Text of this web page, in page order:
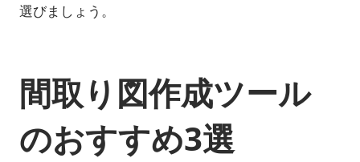
選びましょう。
間取り図作成ツール
のおすすめ3選